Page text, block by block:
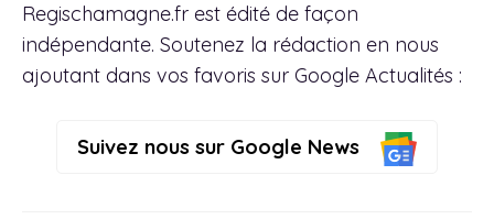
Regischamagne.fr est édité de façon
indépendante. Soutenez la rédaction en nous
ajoutant dans vos favoris sur Google Actualités :
Suivez nous sur Google News